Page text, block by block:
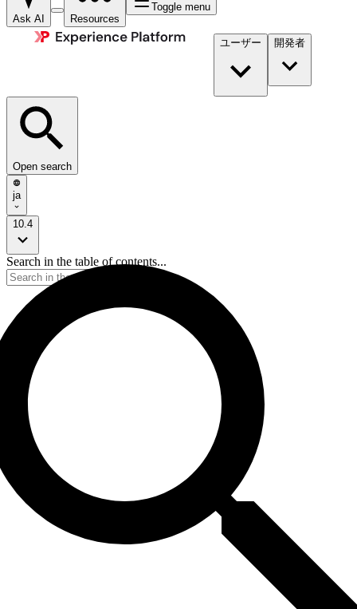
Ask AI Resources
Toggle menu
ユーザー 開発者​
Open search
ja
10.4
Search in the table of contents...